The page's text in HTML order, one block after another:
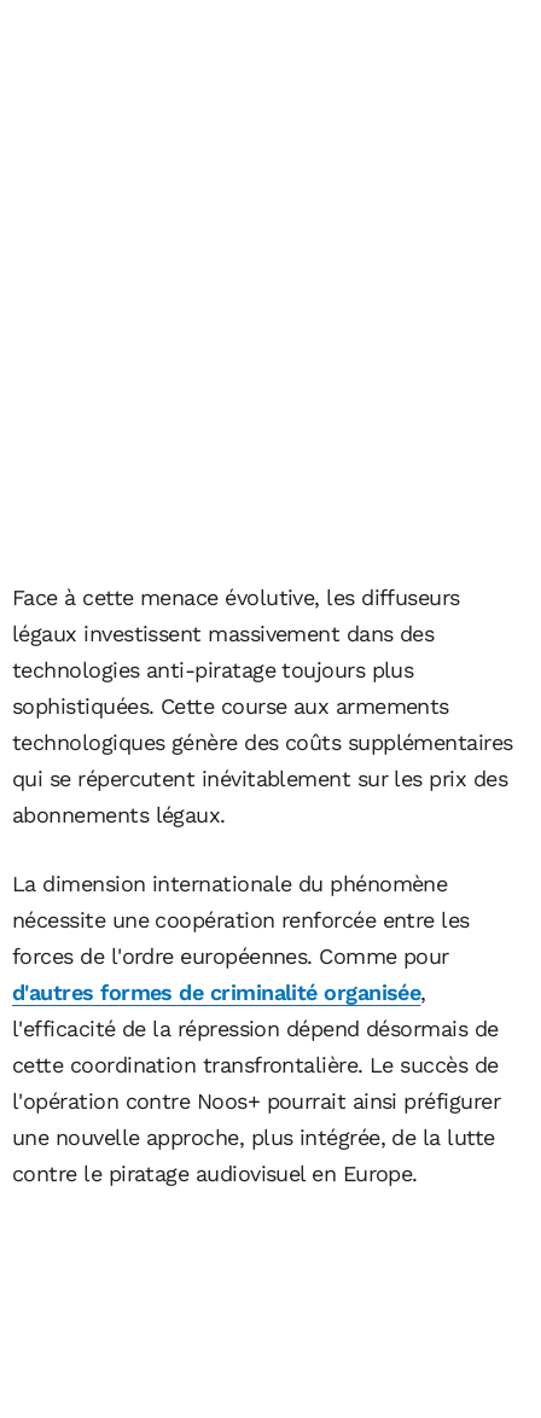
Face à cette menace évolutive, les diffuseurs
légaux investissent massivement dans des
technologies anti-piratage toujours plus
sophistiquées. Cette course aux armements
technologiques génère des coûts supplémentaires
qui se répercutent inévitablement sur les prix des
abonnements légaux.
La dimension internationale du phénomène
nécessite une coopération renforcée entre les
forces de l'ordre européennes. Comme pour
d'autres formes de criminalité organisée,
l'efficacité de la répression dépend désormais de
cette coordination transfrontalière. Le succès de
l'opération contre Noos+ pourrait ainsi préfigurer
une nouvelle approche, plus intégrée, de la lutte
contre le piratage audiovisuel en Europe.